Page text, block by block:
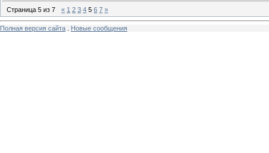
Страница 5 из 7 « 1 2 3 4 5 6 7 »
Полная версия сайта Новые сообщения